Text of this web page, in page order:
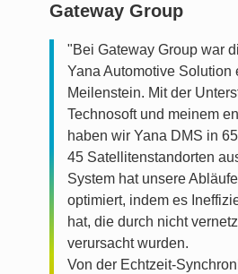
Gateway Group
"Bei Gateway Group war
Yana Automotive Solution
Meilenstein. Mit der
Technosoft und meinem
haben wir Yana DMS in
45 Satellitenstandorten
System hat unsere
optimiert, indem es
hat, die durch nicht
verursacht wurden.
Von der Echtzeit-